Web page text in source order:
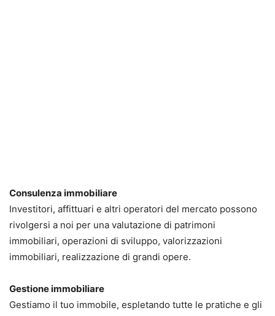
Consulenza immobiliare
Investitori, affittuari e altri operatori del mercato possono
rivolgersi a noi per una valutazione di patrimoni
immobiliari, operazioni di sviluppo, valorizzazioni
immobiliari, realizzazione di grandi opere.
Gestione immobiliare
Gestiamo il tuo immobile, espletando tutte le pratiche e gli